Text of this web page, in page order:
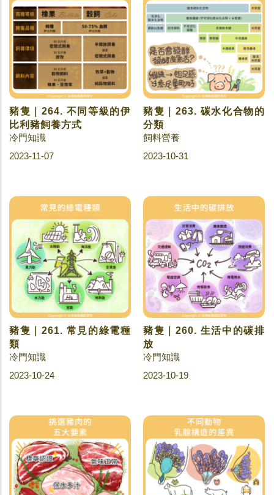
豬隻｜264. 不同等級的伊
比利豬飼養方式
冷門知識
2023-11-07
豬隻｜263. 碳水化合物的
分類
飼料營養
2023-10-31
豬隻｜261. 常見的綠電種
類
冷門知識
2023-10-24
豬隻｜260. 生活中的碳排
放
冷門知識
2023-10-19